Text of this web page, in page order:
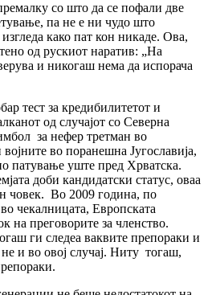
со што да се пофали две
па не е ни чудо што
како пат кон никаде. Ова,
од рускиот наратив: „На
и никогаш нема да испорача
тест за кредибилитетот и
од случајот со Северна
за нефер третман во
во поранешна Југославија,
патување уште пред Хрватска.
доби кандидатски статус, оваа
човек. Во 2009 година, по
чекалницата, Европската
на преговорите за членство.
ги следеа ваквите препораки и
и во овој случај. Ниту тогаш,